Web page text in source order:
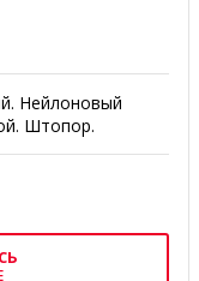
Нейлоновый
Штопор.